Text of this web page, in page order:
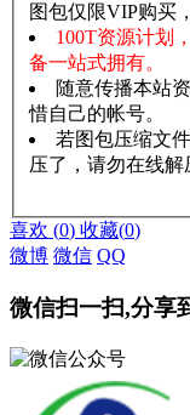
图包仅限VIP购买
100T资源计划
备一站式拥有。
随意传播本站
惜自己的帐号。
若图包压缩文
压了，请勿在线解
喜欢 (0) 收藏(0)
微博 微信 QQ
微信扫一扫,分享